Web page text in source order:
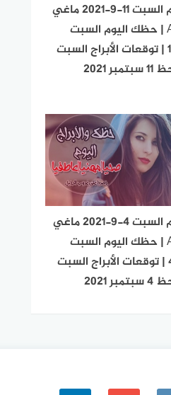
ابراج اليوم السبت 11-9-2021 ماغي
فرح Abraj | حظك اليوم السبت
11/9/2021 | توقعات الأبراج السبت
2021
ابراج اليوم السبت 4-9-2021 ماغي
فرح Abraj | حظك اليوم السبت
4/9/2021 | توقعات الأبراج السبت
2021